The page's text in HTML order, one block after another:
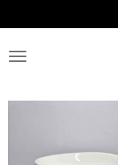
direct
naar
de